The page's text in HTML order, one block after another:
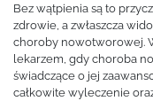
Bez wątpienia są to
zdrowie, a zwłaszcza
choroby nowotworowej.
lekarzem, gdy choroba
świadczące o jej
całkowite wyleczenie